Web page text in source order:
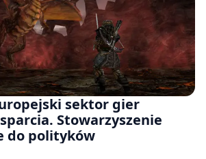
sektor gier
Stowarzyszenie
do polityków